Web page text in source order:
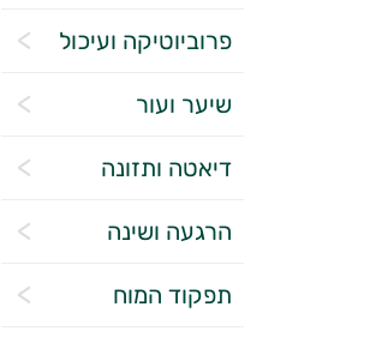
פרוביוטיקה ועיכול
שיער ועור
דיאטה ותזונה
הרגעה ושינה
תפקוד המוח